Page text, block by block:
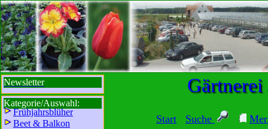
sbisbbib
Start Suche
Gärtnerei
Newsletter
Kategorie/Auswahl:
Frühjahrsblüher
Beet & Balkon